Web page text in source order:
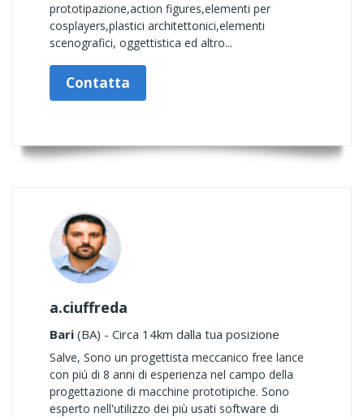
prototipazione,action figures,elementi per
cosplayers,plastici architettonici,elementi
scenografici, oggettistica ed altro...
Contatta
a.ciuffreda
Bari (BA) - Circa 14km dalla tua posizione
Salve, Sono un progettista meccanico free lance
con piú di 8 anni di esperienza nel campo della
progettazione di macchine prototipiche. Sono
esperto nell'utilizzo dei più usati software di